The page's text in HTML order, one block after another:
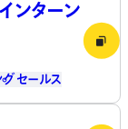
ンターン
グセールス